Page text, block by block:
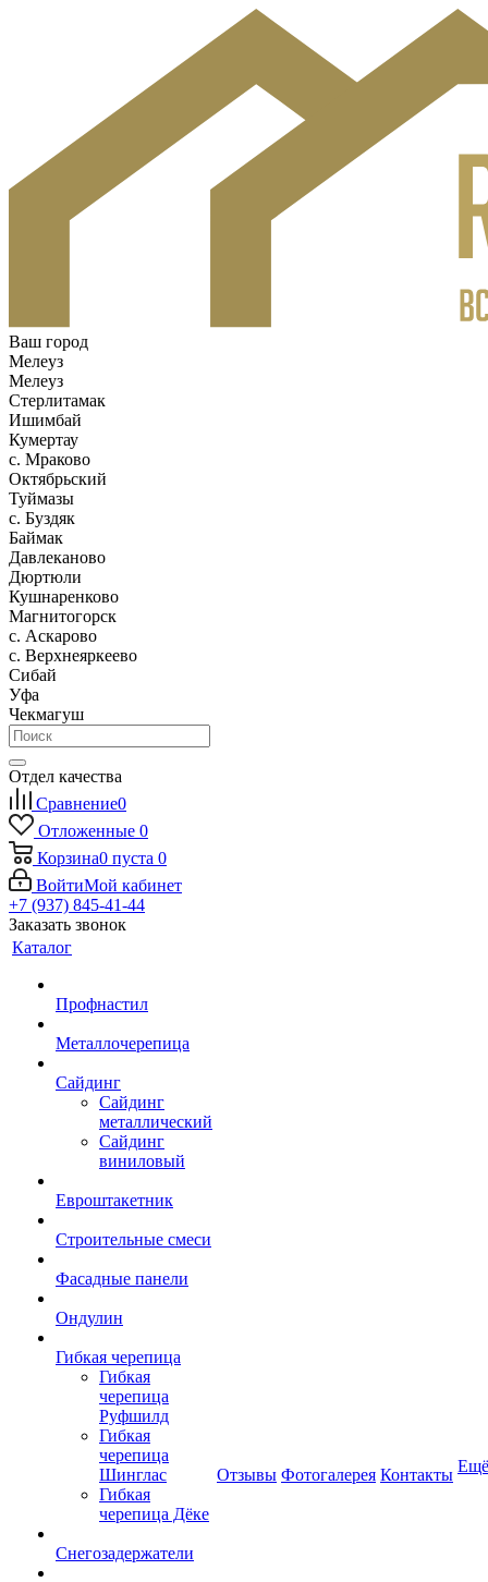
Ваш город
Мелеуз
Мелеуз
Стерлитамак
Ишимбай
Кумертау
c. Мраково
Октябрьский
Туймазы
c. Буздяк
Баймак
Давлеканово
Дюртюли
Кушнаренково
Магнитогорск
с. Аскарово
с. Верхнеяркеево
Сибай
Уфа
Чекмагуш
Отдел качества
Сравнение0
Отложенные 0
Корзина0 пуста 0
ВойтиМой кабинет
+7 (937) 845-41-44
Заказать звонок
Каталог
Профнастил
Металлочерепица
Сайдинг
Сайдинг
металлический
Сайдинг
виниловый
Евроштакетник
Строительные смеси
Фасадные панели
Ондулин
Гибкая черепица
Гибкая
черепица
Руфшилд
Гибкая
черепица
Шинглас
Гибкая
черепица Дёке
Снегозадержатели
Отзывы Фотогалерея Контакты Ещё